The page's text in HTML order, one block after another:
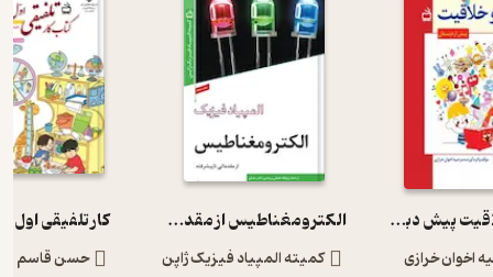
هوش و خلاقیت پیش دبستان
اخوان خرازی
الکترومغناطیس از مقدماتی تا پیشرفته المپیاد فیزیک 3
کمیته المپیاد فیزیک ژاپن
کار تلفیقی اول
حسن قاسم